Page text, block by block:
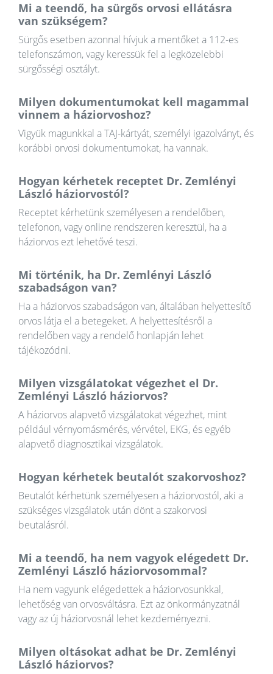
Mi a teendő, ha sürgős orvosi ellátásra
van szükségem?
Sürgős esetben azonnal hívjuk a mentőket a 112-es
telefonszámon, vagy keressük fel a legközelebbi
sürgősségi osztályt.
Milyen dokumentumokat kell magammal
vinnem a háziorvoshoz?
Vigyük magunkkal a TAJ-kártyát, személyi igazolványt, és
korábbi orvosi dokumentumokat, ha vannak.
Hogyan kérhetek receptet Dr. Zemlényi
László háziorvostól?
Receptet kérhetünk személyesen a rendelőben,
telefonon, vagy online rendszeren keresztül, ha a
háziorvos ezt lehetővé teszi.
Mi történik, ha Dr. Zemlényi László
szabadságon van?
Ha a háziorvos szabadságon van, általában helyettesítő
orvos látja el a betegeket. A helyettesítésről a
rendelőben vagy a rendelő honlapján lehet
tájékozódni.
Milyen vizsgálatokat végezhet el Dr.
Zemlényi László háziorvos?
A háziorvos alapvető vizsgálatokat végezhet, mint
például vérnyomásmérés, vérvétel, EKG, és egyéb
alapvető diagnosztikai vizsgálatok.
Hogyan kérhetek beutalót szakorvoshoz?
Beutalót kérhetünk személyesen a háziorvostól, aki a
szükséges vizsgálatok után dönt a szakorvosi
beutalásról.
Mi a teendő, ha nem vagyok elégedett Dr.
Zemlényi László háziorvosommal?
Ha nem vagyunk elégedettek a háziorvosunkkal,
lehetőség van orvosváltásra. Ezt az önkormányzatnál
vagy az új háziorvosnál lehet kezdeményezni.
Milyen oltásokat adhat be Dr. Zemlényi
László háziorvos?